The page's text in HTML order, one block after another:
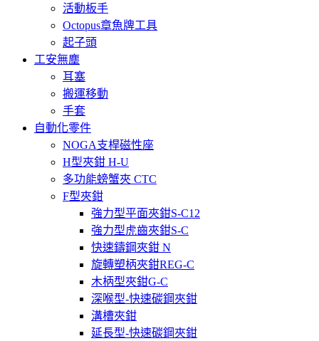
活動板手
Octopus章魚牌工具
起子頭
工安無塵
耳塞
搬運移動
手套
自動化零件
NOGA支桿磁性座
H型夾鉗 H-U
多功能螃蟹夾 CTC
F型夾鉗
強力型平面夾鉗S-C12
強力型虎齒夾鉗S-C
快速鑄鋼夾鉗 N
旋轉塑柄夾鉗REG-C
木柄型夾鉗G-C
深喉型-快速碳鋼夾鉗
溝槽夾鉗
延長型-快速碳鋼夾鉗